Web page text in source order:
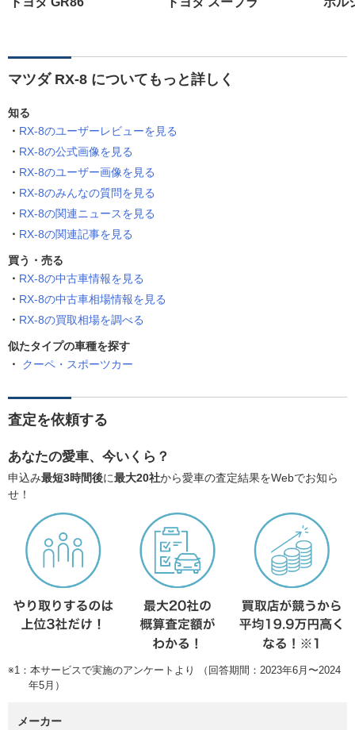
マツダ RX-8 についてもっと詳しく
知る
RX-8のユーザーレビューを見る
RX-8の公式画像を見る
RX-8のユーザー画像を見る
RX-8のみんなの質問を見る
RX-8の関連ニュースを見る
RX-8の関連記事を見る
買う・売る
RX-8の中古車情報を見る
RX-8の中古車相場情報を見る
RX-8の買取相場を調べる
似たタイプの車種を探す
クーペ・スポーツカー
査定を依頼する
あなたの愛車、今いくら？
申込み最短3時間後に最大20社から愛車の査定結果をWebでお知ら
せ！
※1：本サービスで実施のアンケートより （回答期間：2023年6月〜2024
年5月）
メーカー